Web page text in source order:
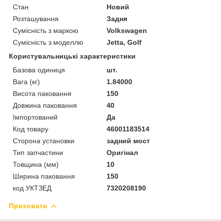
Стан
Новий
Розташування
Задня
Сумісність з маркою
Volkswagen
Сумісність з моделлю
Jetta, Golf
Користувальницькі характеристики
Базова одиниця
шт.
Вага (кг)
1.84000
Висота паковання
150
Довжина паковання
40
Імпортований
Да
Код товару
46001183514
Сторона установки
задний мост
Тип запчастини
Оригінал
Товщина (мм)
10
Ширина паковання
150
код УКТЗЕД
7320208190
Приховати